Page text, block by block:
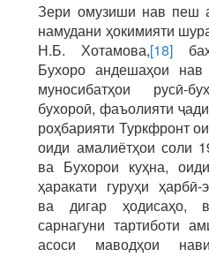
Зери омузиши нав пеш
намудани ҳокимияти
Н.Б. Хотамова,[18]
Бухоро андешаҳои
муносибатҳои русӣ-
бухороӣ, фаъолияти
роҳбарияти Туркфронт
оиди амалиётҳои соли
ва Бухорои куҳна,
ҳаракати гуруҳи ҳарбӣ-
ва дигар ҳодисаҳо,
сарнагуни тартиботи
асоси маводҳои